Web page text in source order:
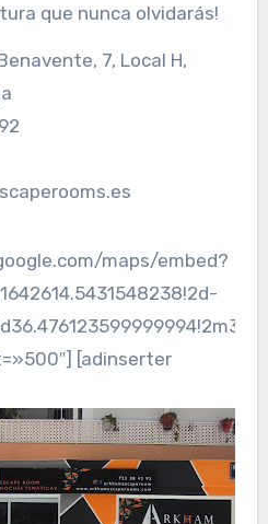
que nunca olvidarás!
7, Local H,
maps/embed?
[adinserter